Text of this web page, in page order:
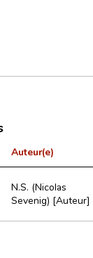
Auteur(e)
N.S. (Nicolas
Sevenig) [Auteur]